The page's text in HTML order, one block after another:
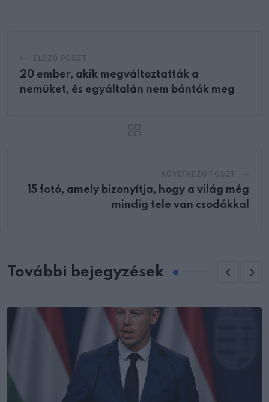
20 ember, akik megváltoztatták a
nemüket, és egyáltalán nem bánták meg
15 fotó, amely bizonyítja, hogy a világ még
mindig tele van csodákkal
További bejegyzések